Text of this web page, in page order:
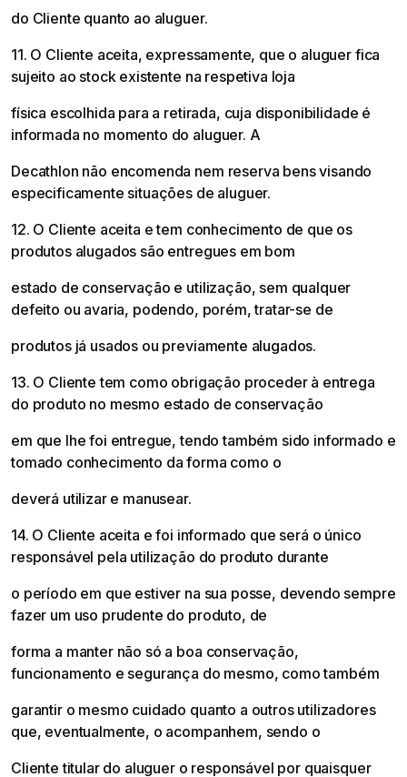
do Cliente quanto ao aluguer.
11. O Cliente aceita, expressamente, que o aluguer fica
sujeito ao stock existente na respetiva loja
física escolhida para a retirada, cuja disponibilidade é
informada no momento do aluguer. A
Decathlon não encomenda nem reserva bens visando
especificamente situações de aluguer.
12. O Cliente aceita e tem conhecimento de que os
produtos alugados são entregues em bom
estado de conservação e utilização, sem qualquer
defeito ou avaria, podendo, porém, tratar-se de
produtos já usados ou previamente alugados.
13. O Cliente tem como obrigação proceder à entrega
do produto no mesmo estado de conservação
em que lhe foi entregue, tendo também sido informado e
tomado conhecimento da forma como o
deverá utilizar e manusear.
14. O Cliente aceita e foi informado que será o único
responsável pela utilização do produto durante
o período em que estiver na sua posse, devendo sempre
fazer um uso prudente do produto, de
forma a manter não só a boa conservação,
funcionamento e segurança do mesmo, como também
garantir o mesmo cuidado quanto a outros utilizadores
que, eventualmente, o acompanhem, sendo o
Cliente titular do aluguer o responsável por quaisquer